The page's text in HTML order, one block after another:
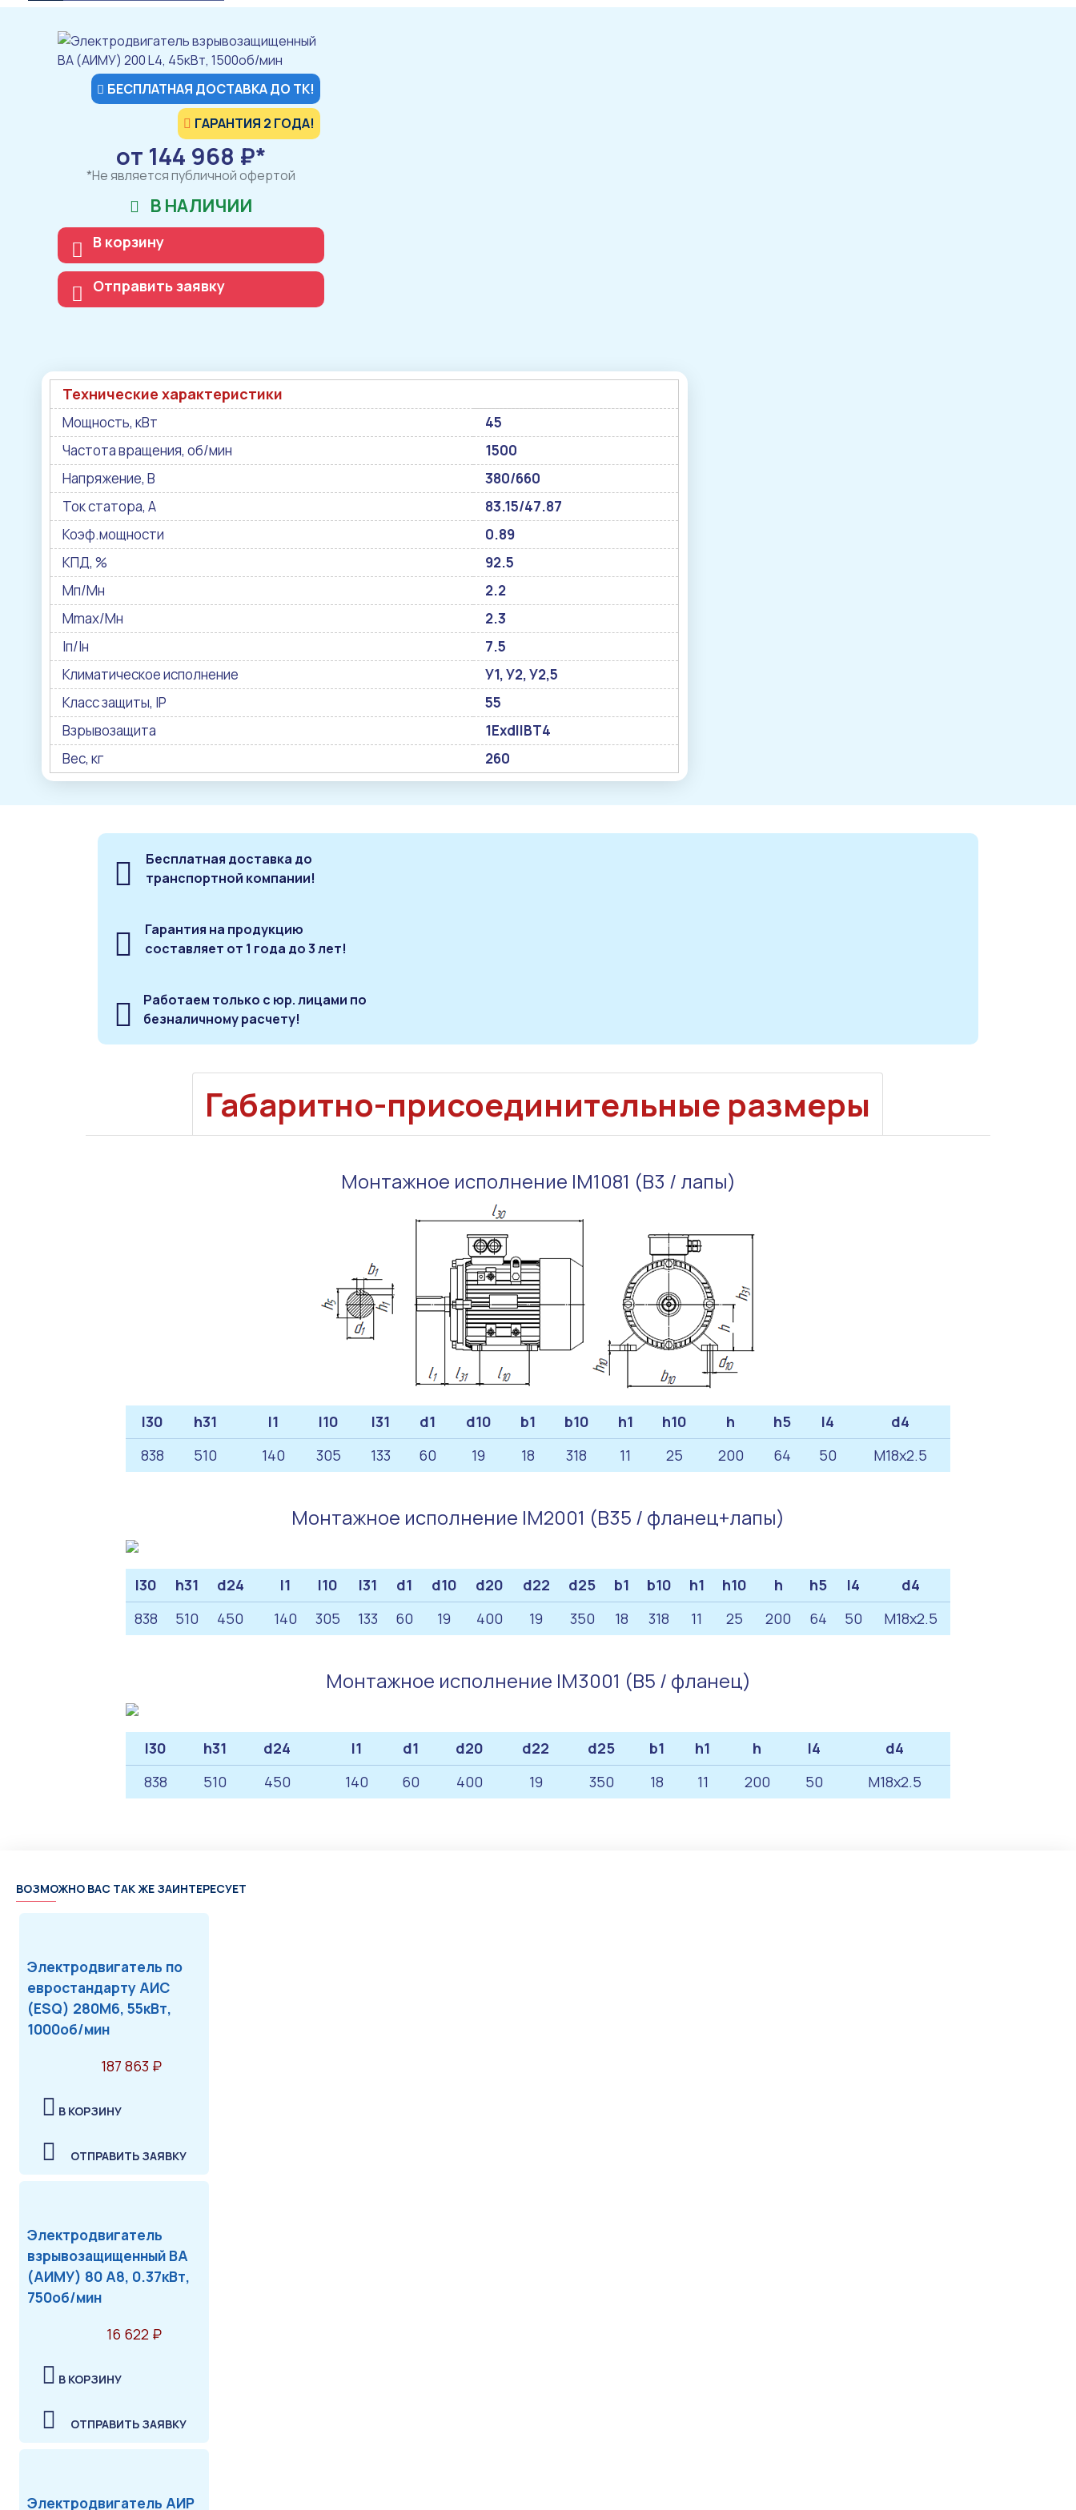
БЕСПЛАТНАЯ ДОСТАВКА ДО ТК!
ГАРАНТИЯ 2 ГОДА!
от 144 968 ₽*
*Не является публичной офертой
В НАЛИЧИИ
В корзину
Отправить заявку
Технические характеристики
Мощность, кВт
45
Частота вращения, об/мин
1500
Напряжение, В
380/660
Ток статора, А
83.15/47.87
Коэф.мощности
0.89
КПД, %
92.5
Мп/Мн
2.2
Mmax/Mн
2.3
Iп/Iн
7.5
Климатическое исполнение
У1, У2, У2,5
Класс защиты, IP
55
Взрывозащита
1ExdIIBT4
Вес, кг
260
Бесплатная доставка до
транспортной компании!
Гарантия на продукцию
составляет от 1 года до 3 лет!
Работаем только с юр. лицами по
безналичному расчету!
Габаритно-присоединительные размеры
Монтажное исполнение IM1081 (B3 / лапы)
l30 h31 l1 l10 l31 d1 d10 b1 b10 h1 h10 h h5 l4
d4
838
510 140 305 133 60 19 18 318 11 25 200 64 50 M18x2.5
Монтажное исполнение IM2001 (B35 / фланец+лапы)
l30 h31 d24 l1 l10 l31 d1 d10 d20 d22 d25 b1 b10 h1 h10 h h5 l4
d4
838
510 450 140 305 133 60 19 400 19 350 18 318 11 25 200 64 50 M18x2.5
Монтажное исполнение IM3001 (B5 / фланец)
l30 h31 d24 l1 d1 d20 d22 d25 b1 h1 h l4
d4
838
510 450 140 60 400 19 350 18 11 200 50 M18x2.5
ВОЗМОЖНО ВАС ТАК ЖЕ ЗАИНТЕРЕСУЕТ
Электродвигатель по
евростандарту АИС
(ESQ) 280M6, 55кВт,
1000об/мин
187 863 ₽
В КОРЗИНУ
ОТПРАВИТЬ ЗАЯВКУ
Электродвигатель
взрывозащищенный ВА
(АИМУ) 80 А8, 0.37кВт,
750об/мин
16 622 ₽
В КОРЗИНУ
ОТПРАВИТЬ ЗАЯВКУ
Электродвигатель АИР